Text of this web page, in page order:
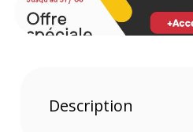
Description